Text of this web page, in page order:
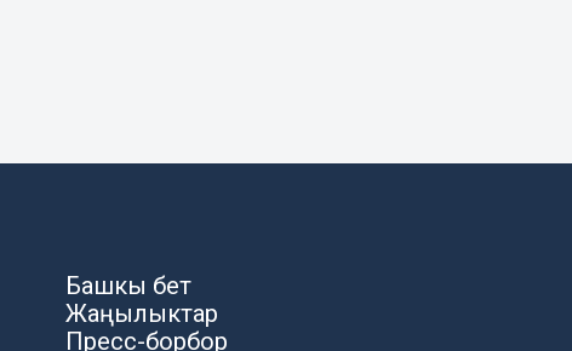
Башкы бет
Жаңылыктар
Пресс-борбор